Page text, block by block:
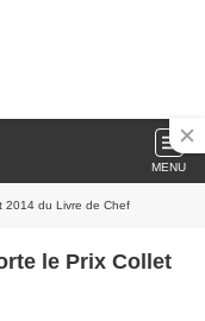
MENU
2014 du Livre de Chef
le Prix Collet